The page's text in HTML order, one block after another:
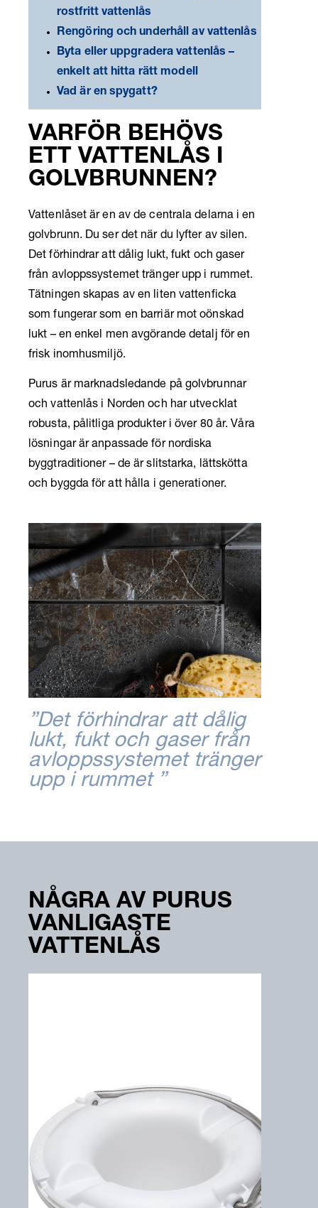
rostfritt vattenlås
Rengöring och underhåll av vattenlås
Byta eller uppgradera vattenlås –
enkelt att hitta rätt modell
Vad är en spygatt?
VARFÖR BEHÖVS
ETT VATTENLÅS I
GOLVBRUNNEN?
Vattenlåset är en av de centrala delarna i en
golvbrunn. Du ser det när du lyfter av silen.
Det förhindrar att dålig lukt, fukt och gaser
från avloppssystemet tränger upp i rummet.
Tätningen skapas av en liten vattenficka
som fungerar som en barriär mot oönskad
lukt – en enkel men avgörande detalj för en
frisk inomhusmiljö.
Purus är marknadsledande på golvbrunnar
och vattenlås i Norden och har utvecklat
robusta, pålitliga produkter i över 80 år. Våra
lösningar är anpassade för nordiska
byggtraditioner – de är slitstarka, lättskötta
och byggda för att hålla i generationer.
”Det förhindrar att dålig
lukt, fukt och gaser från
avloppssystemet tränger
upp i rummet ”
NÅGRA AV PURUS
VANLIGASTE
VATTENLÅS